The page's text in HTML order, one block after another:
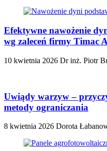
Efektywne nawożenie
wg zaleceń firmy Timac
10 kwietnia 2026 Dr inż. Piotr
Uwiądy warzyw –
metody ograniczania
8 kwietnia 2026 Dorota